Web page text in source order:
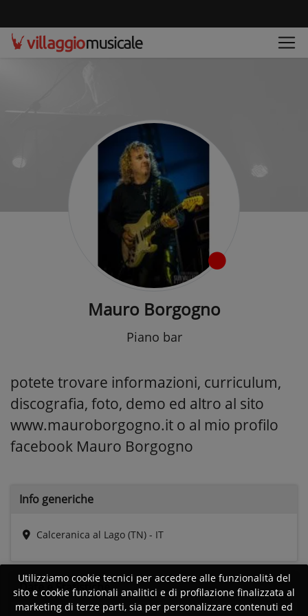
Mauro Borgogno
Piano bar
potete trovare informazioni, curriculum,
discografia, foto, demo ed altro al sito
www.mauroborgogno.it o al mio profilo
facebook Mauro Borgogno
Info generiche
Calceranica al Lago (TN) - IT
Date eStatistiche
Utilizziamo cookie tecnici per accedere alle funzionalità del
sito e cookie funzionali analitici e di profilazione finalizzata al
marketing di terze parti, sia per personalizzare contenuti ed